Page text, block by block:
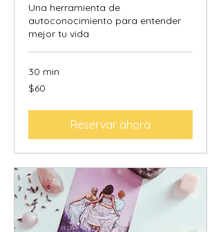
Una herramienta de
autoconocimiento para entender
mejor tu vida
30 min
60
dólares
$60
Reservar ahora